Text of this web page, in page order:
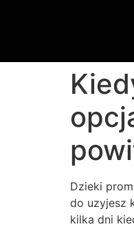
Dzieki
do uzyjesz
kilka dni